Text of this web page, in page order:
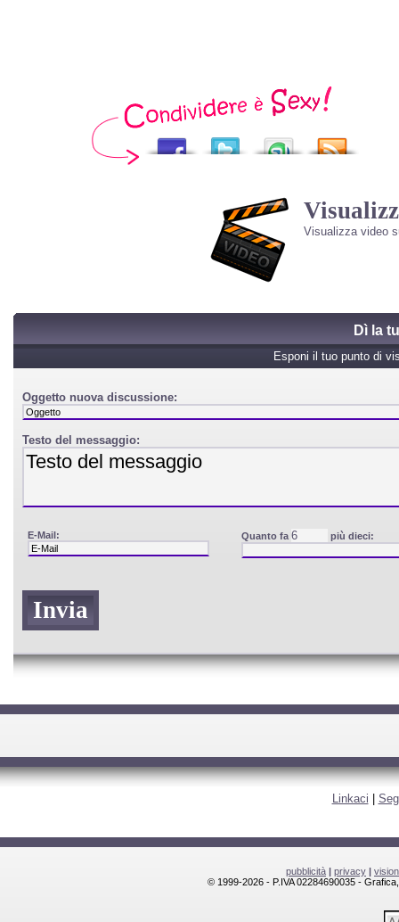
Visualizza video
Dì la
Esponi il tuo punto di
Oggetto nuova discussione:
Testo del messaggio:
E-Mail: Quanto fa più dieci:
Linkaci
pubblicità | privacy |
© 1999-2026 - P.IVA 02284690035 -